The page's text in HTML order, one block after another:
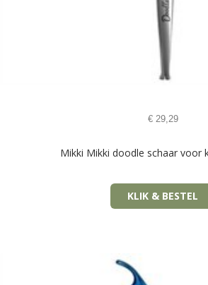
€29,29
Mikki Mikki doodle schaar voor
KLIK & BESTEL